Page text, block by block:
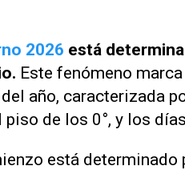
2026 está
Este fenómeno
año, caracterizada
piso de los 0°, y los
está